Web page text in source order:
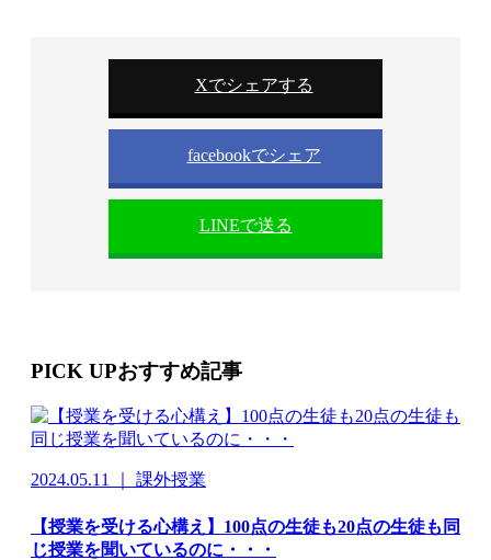
Xでシェアする
facebookでシェア
LINEで送る
PICK UPおすすめ記事
2024.05.11 ｜ 課外授業
【授業を受ける心構え】100点の生徒も20点の生徒も同
じ授業を聞いているのに・・・